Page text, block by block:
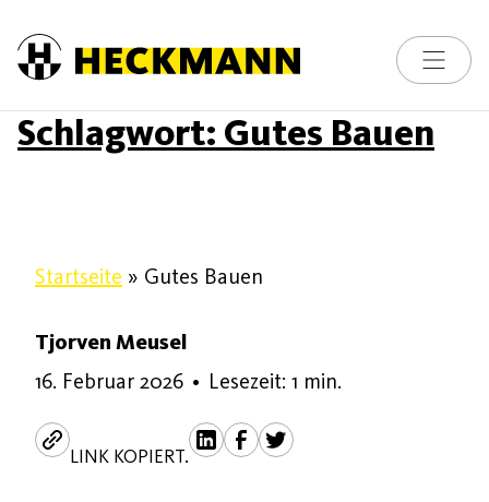
Toggle
Schlagwort: Gutes Bauen
Startseite » Gutes Bauen
Tjorven Meusel
16. Februar 202616. Februar 2026
• Lesezeit: 1 min.
LINK KOPIERT.